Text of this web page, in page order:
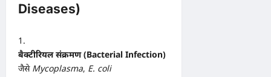
Diseases)
बैक्टीरियल संक्रमण (Bacterial Infection)
जैसे Mycoplasma, E. coli